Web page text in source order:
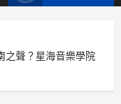
之聲？星海音樂學院